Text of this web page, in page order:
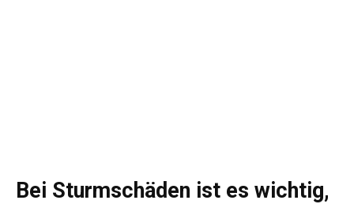
Bei Sturmschäden ist es wichtig,